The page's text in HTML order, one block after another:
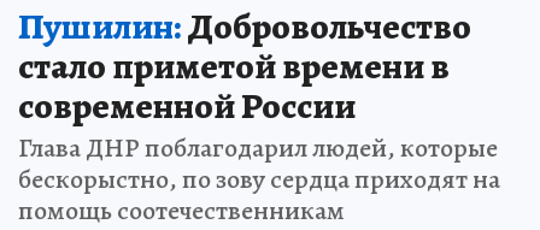
Пушилин:Добровольчество
стало приметой времени в
современной России
Глава ДНР поблагодарил людей, которые
бескорыстно, по зову сердца приходят на
помощь соотечественникам